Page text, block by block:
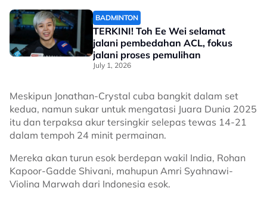
BADMINTON
TERKINI! Toh Ee Wei selamat
jalani pembedahan ACL, fokus
jalani proses pemulihan
July 1, 2026
Meskipun Jonathan-Crystal cuba bangkit dalam set
kedua, namun sukar untuk mengatasi Juara Dunia 2025
itu dan terpaksa akur tersingkir selepas tewas 14-21
dalam tempoh 24 minit permainan.
Mereka akan turun esok berdepan wakil India, Rohan
Kapoor-Gadde Shivani, mahupun Amri Syahnawi-
Violina Marwah dari Indonesia esok.